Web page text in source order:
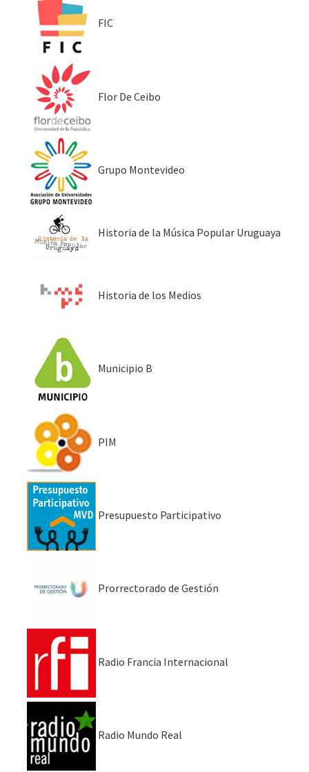
FIC
Flor De Ceibo
Grupo Montevideo
Historia de la Música Popular Uruguaya
Historia de los Medios
Municipio B
PIM
Presupuesto Participativo
Prorrectorado de Gestión
Radio Francia Internacional
Radio Mundo Real